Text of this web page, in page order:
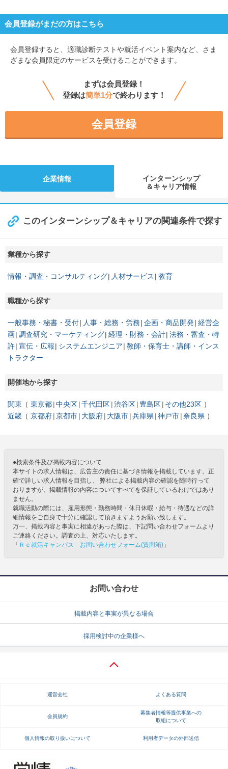
会員登録がまだの方はこちら
会員登録すると、 適職診断テストや就活イベント案内など、さま
ざまな会員限定のサービスを受けることができます。
まずは会員登録！
登録は簡単1分で終わります！
会員登録
企業情報
インターンシップ
＆キャリア情報
このインターンシップ＆キャリアの関連条件で探す
業種から探す
情報・調査・コンサルティング 人材サービス 教育
職種から探す
一般事務・秘書・受付 人事・総務・労務 企画・商品開発 経営企
画 調査研究・マーケティング 経理・財務・会計 法務・審査・特
許 宣伝・広報 システムエンジニア 教師・保育士・講師・インス
トラクター
開催地から探す
関東 東京都 中央区 千代田区 渋谷区 豊島区 その他23区
近畿
京都府 京都市 大阪府 大阪市 兵庫県 神戸市 奈良県
●検索条件及び掲載内容について
本サイトの求人情報は、広告主の責任に基づき情報を掲載しています。正
確で詳しい求人情報を目指し、 弊社による掲載内容の確認を随時行って
おりますが、掲載情報の内容についてすべてを保証しているわけではあり
ません。
就職活動の際には、雇用形態・勤務時間・休日休暇・給与・待遇などの詳
細情報をご自身で十分に確認して頂きますようお願い致します。
万一、掲載内容と事実に相違があった際は、下記問い合わせフォームより
ご連絡ください。調査の上、対応いたします。
「 Ｒｅ就活キャンパス お問い合わせフォーム(質問箱) 」
お問い合わせ
掲載内容と事実が異なる場合
採用検討中の企業様へ
運営会社 よくある質問
会員規約
募集者情報等提供事業への
取組について
個人情報の取り扱いについて 利用者データの外部送信